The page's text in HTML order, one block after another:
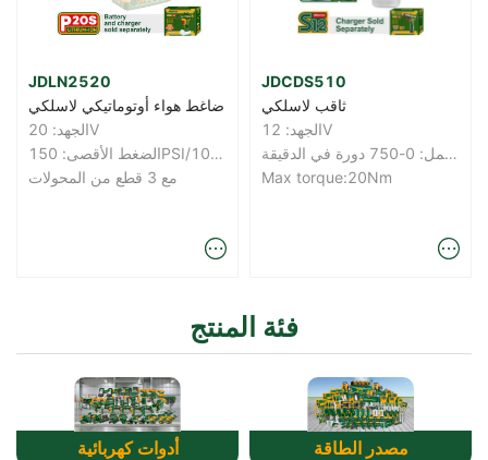
JDLN2520
ضاغط هواء أوتوماتيكي لاسلكي
الجهد: 20V
الضغط الأقصى: 150PSI/10.5Bar
مع 3 قطع من المحولات
JDCDS510
ثاقب لاسلكي
الجهد: 12V
سرعة خالية من الحمل: 0-750 دورة في الدقيقة
Max torque:20Nm
فئة المنتج
أدوات كهربائية مصدر الطاقة